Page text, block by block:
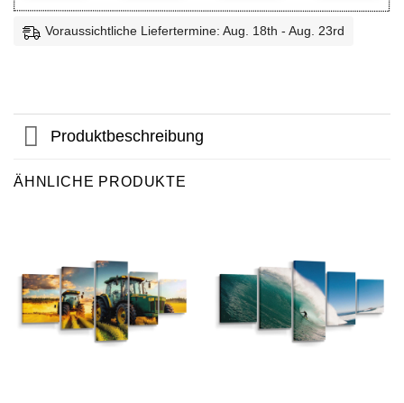
Voraussichtliche Liefertermine: Aug. 18th - Aug. 23rd
Produktbeschreibung
ÄHNLICHE PRODUKTE